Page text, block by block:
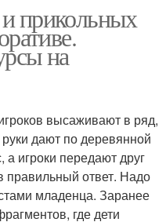
прикольных
на
высаживают в ряд,
дают по деревянной
а игроки передают друг
правильный ответ. Надо
младенца. Заранее
где дети